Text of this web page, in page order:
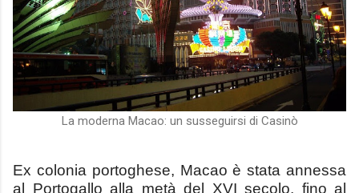
La moderna Macao: un susseguirsi di Casinò
Ex colonia portoghese, Macao è stata annessa
al Portogallo alla metà del XVI secolo, fino al